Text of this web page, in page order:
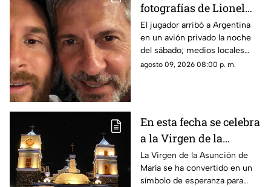
fotografías de Lionel
Messi y su familia en el
funeral de su papá
El jugador arribó a Argentina
en un avión privado la noche
del sábado; medios locales
captaron su llegada.
agosto 09, 2026 08:00 p. m.
En esta fecha se celebra
a la Virgen de la
Asunción de María en
Morelos
La Virgen de la Asunción de
María se ha convertido en un
símbolo de esperanza para